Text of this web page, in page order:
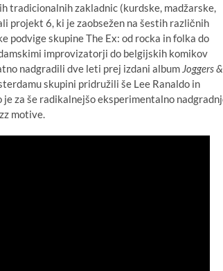
tradicionalnih zakladnic (kurdske, madžarske,
projekt 6, ki je zaobsežen na šestih različnih
podvige skupine The Ex: od rocka in folka do
improvizatorji do belgijskih komikov
nadgradili dve leti prej izdani album Joggers &
skupini pridružili še Lee Ranaldo in
za še radikalnejšo eksperimentalno
motive.